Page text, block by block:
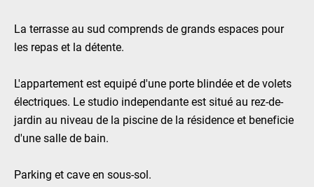
La terrasse au sud comprends de grands espaces pour
les repas et la détente.
L'appartement est equipé d'une porte blindée et de volets
électriques. Le studio independante est situé au rez-de-
jardin au niveau de la piscine de la résidence et beneficie
d'une salle de bain.
Parking et cave en sous-sol.